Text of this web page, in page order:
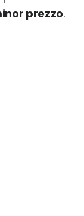
prezzo.